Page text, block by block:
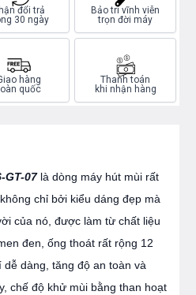
đổi trả
30 ngày
Bảo trì vĩnh viễn
trọn đời máy
hàng
quốc
Thanh toán
khi nhận hàng
GT-07 là dòng máy hút mùi rất
chỉ bởi kiểu dáng đẹp mà
của nó, được làm từ chất liệu
đen, ống thoát rất rộng 12
dàng, tăng độ an toàn và
chế độ khử mùi bằng than hoạt